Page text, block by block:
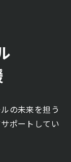
の未来を担う
ポートしてい